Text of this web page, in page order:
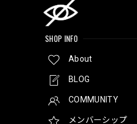
SHOP INFO
About
BLOG
COMMUNITY
メンバーシップ